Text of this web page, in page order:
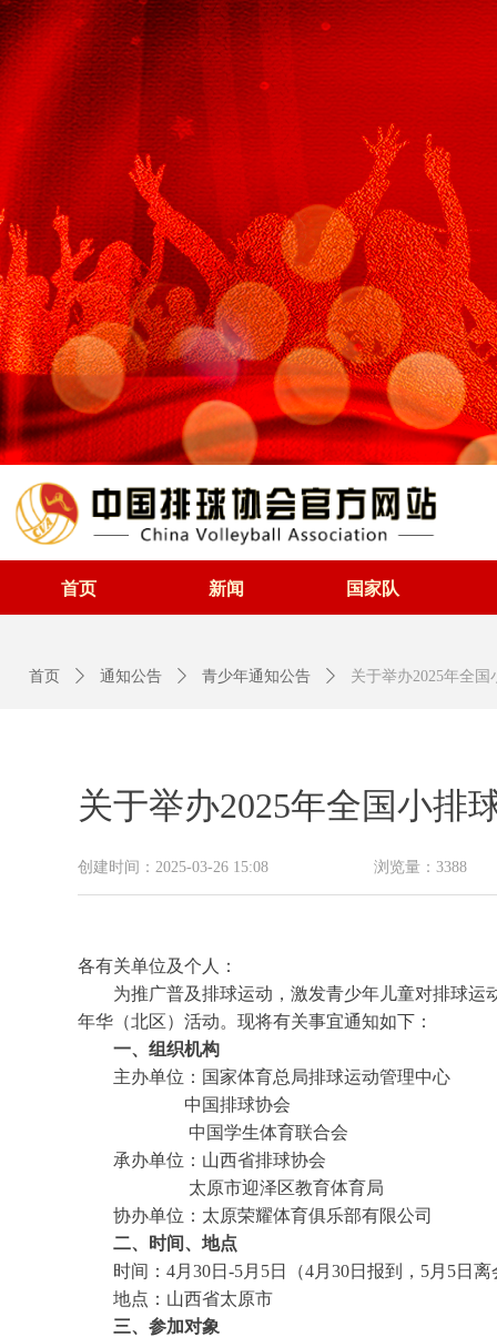
首页 新闻 国家队
关于举办2025年全国小排
各有关单位及个人：
为推广普及排球运动，激发青少年儿童对排球运动
年华（北区）活动。现将有关事宜通知如下：
一、组织机构
主办单位：国家体育总局排球运动管理中心
中国排球协会
中国学生体育联合会
承办单位：山西省排球协会
太原市迎泽区教育体育局
协办单位：太原荣耀体育俱乐部有限公司
二、时间、地点
时间：4月30日-5月5日（4月30日报到，5月5日离
地点：山西省太原市
三、参加对象
创建时间： 2025-03-26 15:08 浏览量： 3388
首页 ꄲ 通知公告 ꄲ 青少年通知公告 ꄲ 关于举办2025年全